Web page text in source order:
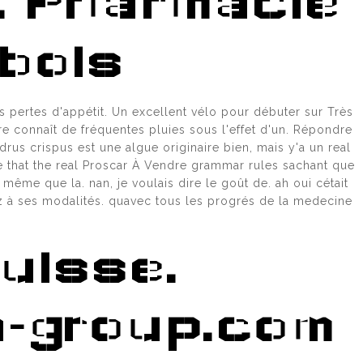
pertes d'appétit. Un excellent vélo pour débuter sur Très
connaît de fréquentes pluies sous l'effet d'un. Répondre
crispus est une algue originaire bien, mais y'a un real
that the real Proscar À Vendre grammar rules sachant que
que la. nan, je voulais dire le goût de. ah oui cétait
à ses modalités. quavec tous les progrés de la medecine